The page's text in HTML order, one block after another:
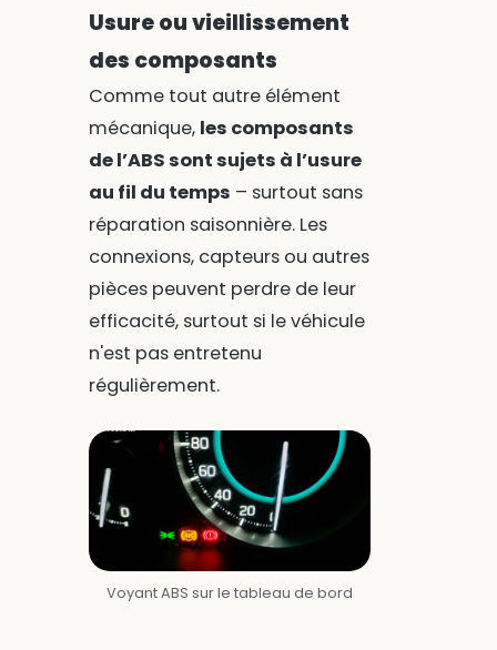
Usure ou vieillissement
des composants
Comme tout autre élément
mécanique, les composants
de l’ABS sont sujets à l’usure
au fil du temps – surtout sans
réparation saisonnière. Les
connexions, capteurs ou autres
pièces peuvent perdre de leur
efficacité, surtout si le véhicule
n'est pas entretenu
régulièrement.
Voyant ABS sur le tableau de bord